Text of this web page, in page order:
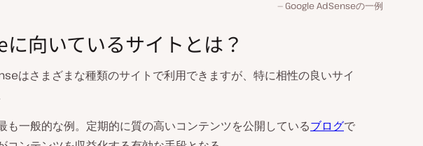
Google AdSenseの一例
に向いているサイトとは？
はさまざまな種類のサイトで利用できますが、特に相性の良いサイ
も一般的な例。定期的に質の高いコンテンツを公開しているブログで